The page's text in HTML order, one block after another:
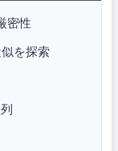
密性
を探索